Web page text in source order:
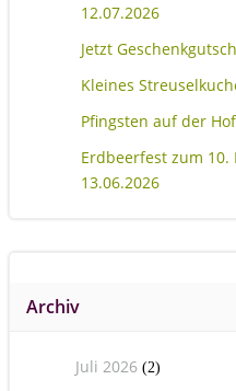
12.07.2026
Jetzt
Kleines
Pfingsten auf der
Erdbeerfest zum
13.06.2026
Archiv
Juli 2026 (2)